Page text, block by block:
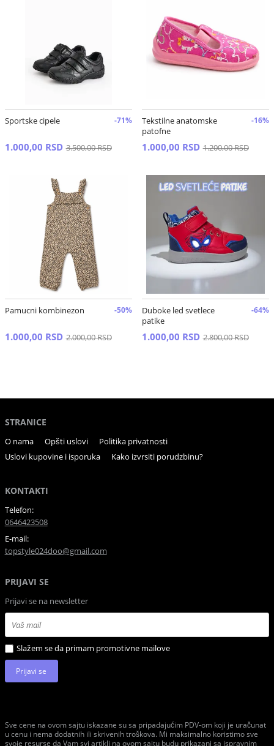
Sportske cipele -71%
1.000,00 RSD 3.500,00 RSD
Tekstilne anatomske
patofne
-16%
1.000,00 RSD 1.200,00 RSD
Pamucni kombinezon -50%
1.000,00 RSD 2.000,00 RSD
Duboke led svetlece
patike
-64%
1.000,00 RSD 2.800,00 RSD
STRANICE
O nama Opšti uslovi
Politika privatnosti
Uslovi kupovine i isporuka
Kako izvrsiti porudzbinu?
KONTAKTI
Telefon:
0646423508
E-mail:
topstyle024doo@gmail.com
PRIJAVI SE
Prijavi se na newsletter
Slažem se da primam promotivne mailove
Prijavi se
Sve cene na ovom sajtu iskazane su sa pripadajućim PDV-om koji je uračunat
u cenu i nema dodatnih ili skrivenih troškova. Mi maksimalno koristimo sve
svoje resurse da Vam svi artikli na ovom sajtu budu prikazani sa ispravnim